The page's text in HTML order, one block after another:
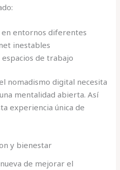
en entornos diferentes
inestables
de trabajo
nomadismo digital necesita
mentalidad abierta. Así
experiencia única de
y bienestar
de mejorar el